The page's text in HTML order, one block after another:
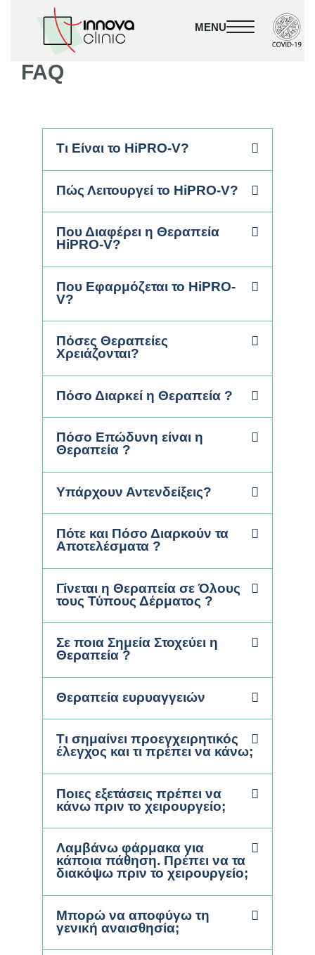
FAQ
Τι Είναι το HiPRO-V?
Πώς Λειτουργεί το HiPRO-V?
Που Διαφέρει η Θεραπεία
HiPRO-V?
Που Εφαρμόζεται το HiPRO-
V?
Πόσες Θεραπείες
Χρειάζονται?
Πόσο Διαρκεί η Θεραπεία ?
Πόσο Επώδυνη είναι η
Θεραπεία ?
Υπάρχουν Αντενδείξεις?
Πότε και Πόσο Διαρκούν τα
Αποτελέσματα ?
Γίνεται η Θεραπεία σε Όλους
τους Τύπους Δέρματος ?
Σε ποια Σημεία Στοχεύει η
Θεραπεία ?
Θεραπεία ευρυαγγειών
Τι σημαίνει προεγχειρητικός
έλεγχος και τι πρέπει να κάνω;
Ποιες εξετάσεις πρέπει να
κάνω πριν το χειρουργείο;
Λαμβάνω φάρμακα για
κάποια πάθηση. Πρέπει να τα
διακόψω πριν το χειρουργείο;
Μπορώ να αποφύγω τη
γενική αναισθησία;